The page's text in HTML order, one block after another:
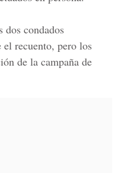
dos condados
el recuento, pero los
de la campaña de